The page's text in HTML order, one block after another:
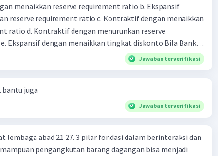
menaikkan reserve requirement ratio b. Ekspansif
reserve requirement ratio c. Kontraktif dengan menaikkan
ratio d. Kontraktif dengan menurunkan reserve
dengan menaikkan tingkat diskonto Bila Bank
kebijakan moneter ekspansif, ceteris paribus maka .... a.
di mana bentuk kurva jumlah uang beredar (penawaran
(penawaran uang) naik dari kiri bawah ke kanan atas
di mana bentuk kurva jumlah uang beredar
bunga turun di mana bentuk kurva jumlah uang
fiskal kontraktif dilakukan
Jawaban terverifikasi
bantu juga
Jawaban terverifikasi
lembaga abad 21 27. 3 pilar fondasi dalam berinteraksi dan
pengangkutan barang dagangan bisa menjadi